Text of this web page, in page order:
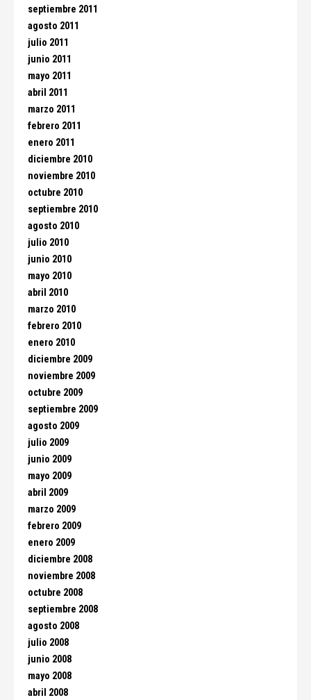
septiembre 2011
agosto 2011
julio 2011
junio 2011
mayo 2011
abril 2011
marzo 2011
febrero 2011
enero 2011
diciembre 2010
noviembre 2010
octubre 2010
septiembre 2010
agosto 2010
julio 2010
junio 2010
mayo 2010
abril 2010
marzo 2010
febrero 2010
enero 2010
diciembre 2009
noviembre 2009
octubre 2009
septiembre 2009
agosto 2009
julio 2009
junio 2009
mayo 2009
abril 2009
marzo 2009
febrero 2009
enero 2009
diciembre 2008
noviembre 2008
octubre 2008
septiembre 2008
agosto 2008
julio 2008
junio 2008
mayo 2008
abril 2008